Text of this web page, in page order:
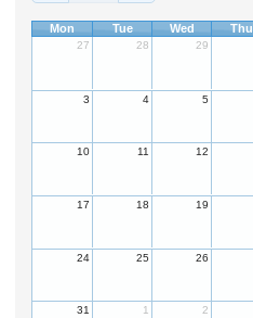
Mon Tue Wed Thu
27 28 29
3 4 5
10 11 12
17 18 19
24 25 26
31 1 2